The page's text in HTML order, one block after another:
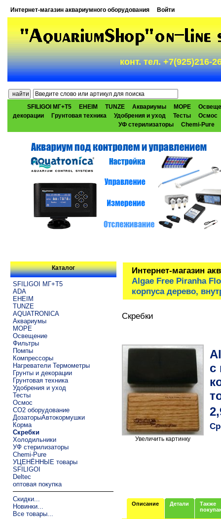
Интернет-магазин аквариумного оборудования Войти
конт. тел. +7(925)216-
SFILIGOI МГ+Т5 EHEIM TUNZE Аквариумы МОРЕ
декорации
Грунтовая техника Удобрения и уход Тесты
Осмос
УФ стерилизаторы
Chemi-Pure
Каталог
SFILIGOI МГ+Т5
ADA
EHEIM
TUNZE
AQUATRONICA
Аквариумы
МОРЕ
Освещение
Фильтры
Помпы
Компрессоры
Нагреватели Термометры
Грунты и декорации
Грунтовая техника
Удобрения и уход
Тесты
Осмос
CO2 оборудование
ДозаторыАвтокормушки
Корма
Скребки
Холодильники
УФ стерилизаторы
Chemi-Pure
УЦЕНЁННЫЕ товары
SFILIGOI
Deltec
оптовая покупка
Скидки...
Новинки...
Все товары...
Интернет-магазин
Algae Free Piranha
корпуса дерево,
Скребки
Увеличить картинку
с
Описание Детали
Также